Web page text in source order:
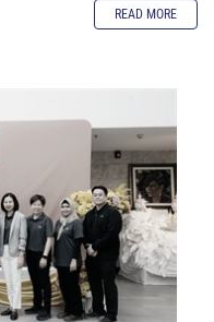
READ MORE